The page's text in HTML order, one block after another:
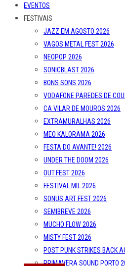
EVENTOS
FESTIVAIS
JAZZ EM AGOSTO 2026
VAGOS METAL FEST 2026
NEOPOP 2026
SONICBLAST 2026
BONS SONS 2026
VODAFONE PAREDES DE
CA VILAR DE MOUROS 2026
EXTRAMURALHAS 2026
MEO KALORAMA 2026
FESTA DO AVANTE! 2026
UNDER THE DOOM 2026
OUT.FEST 2026
FESTIVAL MIL 2026
SONUS ART FEST 2026
SEMIBREVE 2026
MUCHO FLOW 2026
MISTY FEST 2026
POST PUNK STRIKES BACK
PRIMAVERA SOUND PORTO